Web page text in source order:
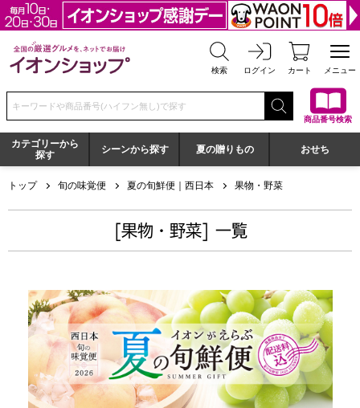
全国の厳選グルメを、ネットでお届け イオンショップ
検索 ログイン カート メニュー
検索キーワードまたは商品番号を入力してください
商品番号検索
カテゴリーから
探す
シーンから探す 夏の贈りもの おせち
トップ 旬の味覚便 夏の旬鮮便｜西日本 果物・野菜
[果物・野菜] 一覧